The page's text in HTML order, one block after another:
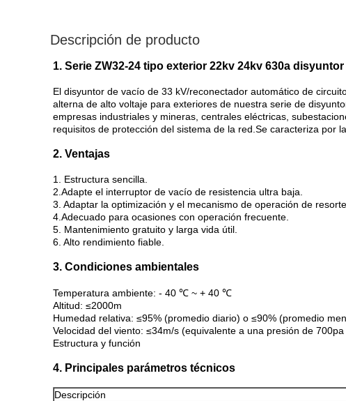
Descripción de producto
1. Serie ZW32-24 tipo exterior 22kv 24kv 630a
El disyuntor de vacío de 33 kV/reconectador automático de
alterna de alto voltaje para exteriores de nuestra serie de
empresas industriales y mineras, centrales eléctricas,
requisitos de protección del sistema de la red.Se caracteriza por
2. Ventajas
1. Estructura sencilla.
2.Adapte el interruptor de vacío de resistencia ultra baja.
3. Adaptar la optimización y el mecanismo de operación de
4.Adecuado para ocasiones con operación frecuente.
5. Mantenimiento gratuito y larga vida útil.
6. Alto rendimiento fiable.
3. Condiciones ambientales
Temperatura ambiente: - 40 ℃ ~ + 40 ℃
Altitud: ≤2000m
Humedad relativa: ≤95% (promedio diario) o ≤90% (promedio
Velocidad del viento: ≤34m/s (equivalente a una presión de
Estructura y función
4. Principales parámetros técnicos
Descripción